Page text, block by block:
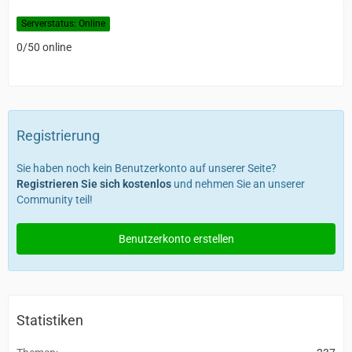
Serverstatus: Online
0/50 online
Registrierung
Sie haben noch kein Benutzerkonto auf unserer Seite?
Registrieren Sie sich kostenlos und nehmen Sie an unserer
Community teil!
Benutzerkonto erstellen
Statistiken